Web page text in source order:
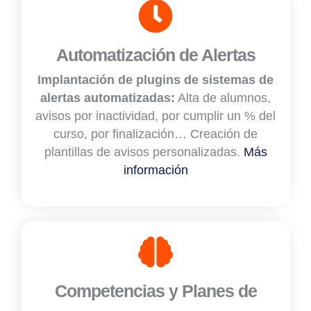
Automatización de Alertas
Implantación de plugins de sistemas de
alertas automatizadas: Alta de alumnos,
avisos por inactividad, por cumplir un % del
curso, por finalización… Creación de
plantillas de avisos personalizadas. Más
información
Competencias y Planes de